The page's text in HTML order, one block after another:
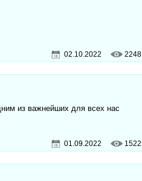
02.10.2022 2248
из важнейших для всех нас
01.09.2022 1522